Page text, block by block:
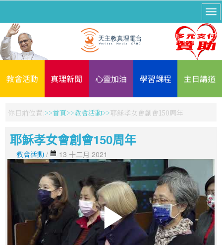
教會活動 真理新聞 心靈加油 學習課程 主日講道
你目前位置: 首頁 教會活動 耶穌孝女會創會150周年
耶穌孝女會創會150周年
教會活動 / 13 十二月 2021